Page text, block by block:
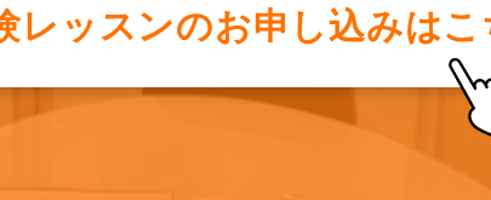
レッスンのお申し込みは